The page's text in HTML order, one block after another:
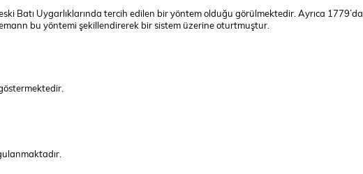
Batı Uygarlıklarında tercih edilen bir yöntem olduğu görülmektedir. Ayrıca 1779’da
bu yöntemi şekillendirerek bir sistem üzerine oturtmuştur.